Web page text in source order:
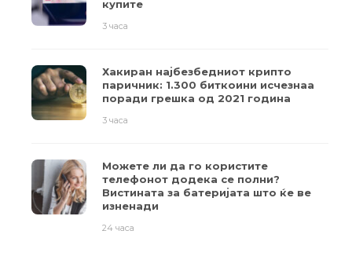
купите
3 часа
Хакиран најбезбедниот крипто
паричник: 1.300 биткоини исчезнаа
поради грешка од 2021 година
3 часа
Можете ли да го користите
телефонот додека се полни?
Вистината за батеријата што ќе ве
изненади
24 часа